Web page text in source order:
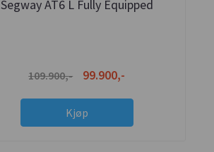
Segway AT6 L Fully Equipped
109.900,- 99.900,-
Kjøp